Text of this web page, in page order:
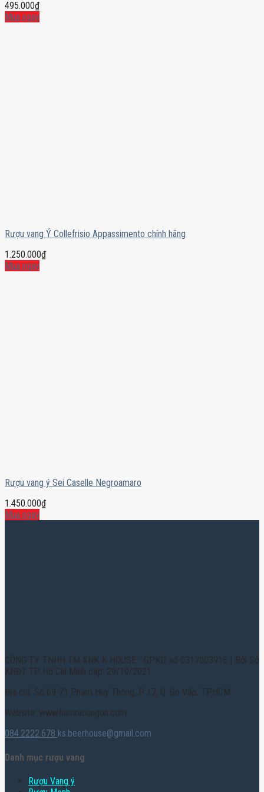
495.000₫
Mua ngay
Rượu vang Ý Collefrisio Appassimento chính hãng
1.250.000₫
Mua ngay
Rượu vang ý Sei Caselle Negroamaro
1.450.000₫
Mua ngay
CÔNG TY TNHH TM XNK K HOUSE - GPKD số 0317003916 | Bởi Sở
KHĐT TP. Hồ Chí Minh cấp: 29/10/2021
Địa chỉ: Số 69-71 Phạm Huy Thông, P. 17, Q. Gò Vấp, TPHCM
Website: www.hamruoungon.com
084.2222.678 ks.beerhouse@gmail.com
Danh mục rượu vang
Rượu Vang ý